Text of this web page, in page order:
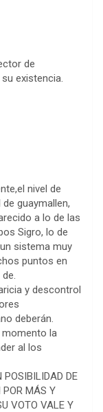
de
existencia.
nivel de
guaymallen,
a lo de las
Sigro, lo de
sistema muy
puntos en
y descontrol
deberán.
momento la
al los
POSIBILIDAD DE
POR MÁS Y
VOTO VALE Y